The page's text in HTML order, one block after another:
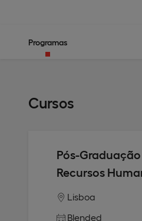
Programas
Cursos
Pós-
Recursos
Lisboa
Blended